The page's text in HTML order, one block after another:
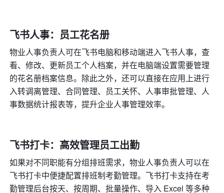
飞书人事：员工花名册
物业人事负责人可在飞书电脑和移动端进入飞书人事，查
看、修改、更新员工个人档案，并在电脑端设置需要管理
的花名册档案信息。除此之外，还可以直接在应用上进行
入转调离管理、合同管理、员工关怀、人事审批管理、人
事数据统计报表等，提升企业人事管理效率。
飞书打卡：高效管理员工出勤
如果对不同职能有分组排班需求，物业人事负责人可以在
飞书打卡中便捷配置排班制考勤管理。飞书打卡支持在考
勤管理后台按天、按周期、批量操作、导入 Excel 等多种